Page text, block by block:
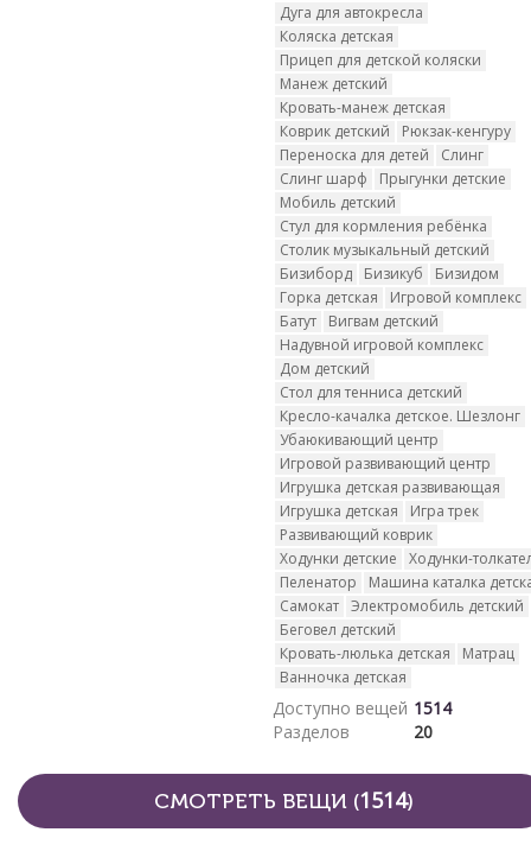
Дуга для автокресла
Коляска детская
Прицеп для детской коляски
Манеж детский
Кровать-манеж детская
Коврик детский
Рюкзак-кенгуру
Переноска для детей
Слинг
Слинг шарф
Прыгунки детские
Мобиль детский
Стул для кормления ребёнка
Столик музыкальный детский
Бизиборд
Бизикуб
Бизидом
Горка детская
Игровой комплекс
Батут
Вигвам детский
Надувной игровой комплекс
Дом детский
Стол для тенниса детский
Кресло-качалка детское. Шезлонг
Убаюкивающий центр
Игровой развивающий центр
Игрушка детская развивающая
Игрушка детская
Игра трек
Развивающий коврик
Ходунки детские
Ходунки-
Пеленатор
Машина каталка
Самокат Электромобиль детский
Беговел детский
Кровать-люлька детская
Матрац
Ванночка детская
Доступно вещей 1514
Разделов
20
СМОТРЕТЬ ВЕЩИ (1514)